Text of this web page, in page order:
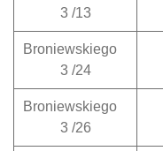
3 /13
Broniewskiego
3 /24
Broniewskiego
3 /26